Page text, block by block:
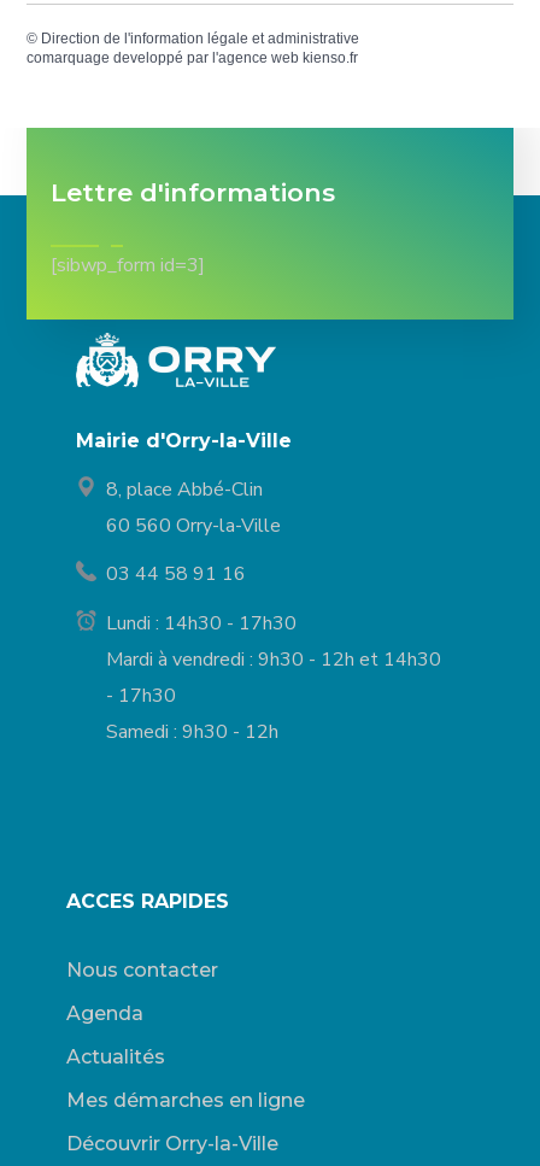
© Direction de l'information légale et administrative
comarquage developpé par l'agence web kienso.fr
Lettre d'informations
[sibwp_form id=3]
Mairie d'Orry-la-Ville
8, place Abbé-Clin
60 560 Orry-la-Ville
03 44 58 91 16
Lundi : 14h30 - 17h30
Mardi à vendredi : 9h30 - 12h et 14h30
- 17h30
Samedi : 9h30 - 12h
ACCES RAPIDES
Nous contacter
Agenda
Actualités
Mes démarches en ligne
Découvrir Orry-la-Ville